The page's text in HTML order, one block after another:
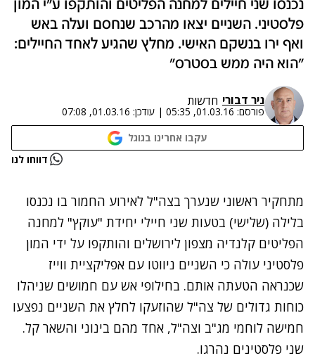
נכנסו שני חיילים למחנה הפליטים והותקפו ע"י המון
פלסטיני. השניים יצאו מהרכב שנחסם ועלה באש
ואף ירו בנשקם האישי. מחלץ שהגיע לאחד החיילים:
"הוא היה ממש בסטרס"
ניר דבורי חדשות
פורסם: 01.03.16, 05:35
| עודכן: 01.03.16, 07:08
עקבו אחרינו בגוגל
נתקלנו בבעיה דווחו לנו
מתחקיר ראשוני שנערך בצה"ל לאירוע החמור בו נכנסו
בלילה (שלישי) בטעות שני חיילי יחידת "עוקץ" למחנה
הפליטים קלנדיה מצפון לירושלים והותקפו על ידי המון
פלסטיני עולה כי השניים ניווטו עם אפליקציית ווייז
שכנראה הטעתה אותם. בחילופי אש עם חמושים שניהלו
כוחות גדולים של צה"ל שהוזעקו לחלץ את השניים נפצעו
חמישה לוחמי מג"ב וצה"ל, אחד מהם בינוני והשאר קל.
שני פלסטינים נהרגו.